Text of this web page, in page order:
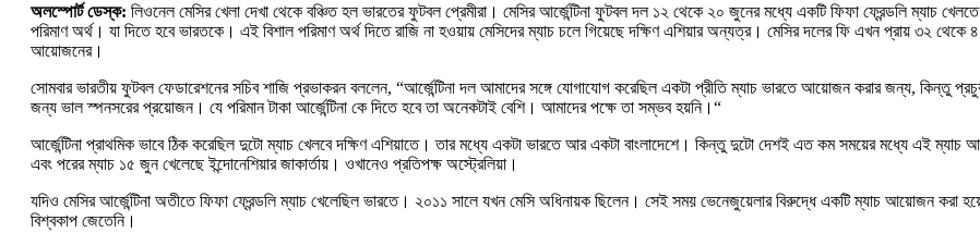
অলস্পোর্ট ডেস্ক: লিওনেল মেসির খেলা দেখা থেকে বঞ্চিত হল ভারতের ফুটবল প্রেমীরা। মেসির আর্জেন্টিনা ফুটবল দল ১২ থেকে ২০ জুনের মধ্যে একটি ফিফা ফ্রেন্ডলি ম্যাচ
পরিমাণ অর্থ। যা দিতে হবে ভারতকে। এই বিশাল পরিমাণ অর্থ দিতে রাজি না হওয়ায় মেসিদের ম্যাচ চলে গিয়েছে দক্ষিণ এশিয়ার অন্যত্র। মেসির দলের ফি এখন প্রায় ৩২
আয়োজনের।
সোমবার ভারতীয় ফুটবল ফেডারেশনের সচিব শাজি প্রভাকরন বললেন, “আর্জেন্টিনা দল আমাদের সঙ্গে যোগাযোগ করেছিল একটা প্রীতি ম্যাচ ভারতে আয়োজন করার জন্য, কিন্তু
জন্য ভাল স্পনসরের প্রয়োজন। যে পরিমান টাকা আর্জেন্টিনা কে দিতে হবে তা অনেকটাই বেশি। আমাদের পক্ষে তা সম্ভব হয়নি।“
আর্জেন্টিনা প্রাথমিক ভাবে ঠিক করেছিল দুটো ম্যাচ খেলবে দক্ষিণ এশিয়াতে। তার মধ্যে একটা ভারতে আর একটা বাংলাদেশে। কিন্তু দুটো দেশই এত কম সময়ের মধ্যে এই ম্যাচ
এবং পরের ম্যাচ ১৫ জুন খেলেছে ইন্দোনেশিয়ার জাকার্তায়। ওখানেও প্রতিপক্ষ অস্ট্রেলিয়া।
যদিও মেসির আর্জেন্টিনা অতীতে ফিফা ফ্রেন্ডলি ম্যাচ খেলেছিল ভারতে। ২০১১ সালে যখন মেসি অধিনায়ক ছিলেন। সেই সময় ভেনেজুয়েলার বিরুদ্ধে একটি ম্যাচ আয়োজন করা
বিশ্বকাপ জেতেনি।